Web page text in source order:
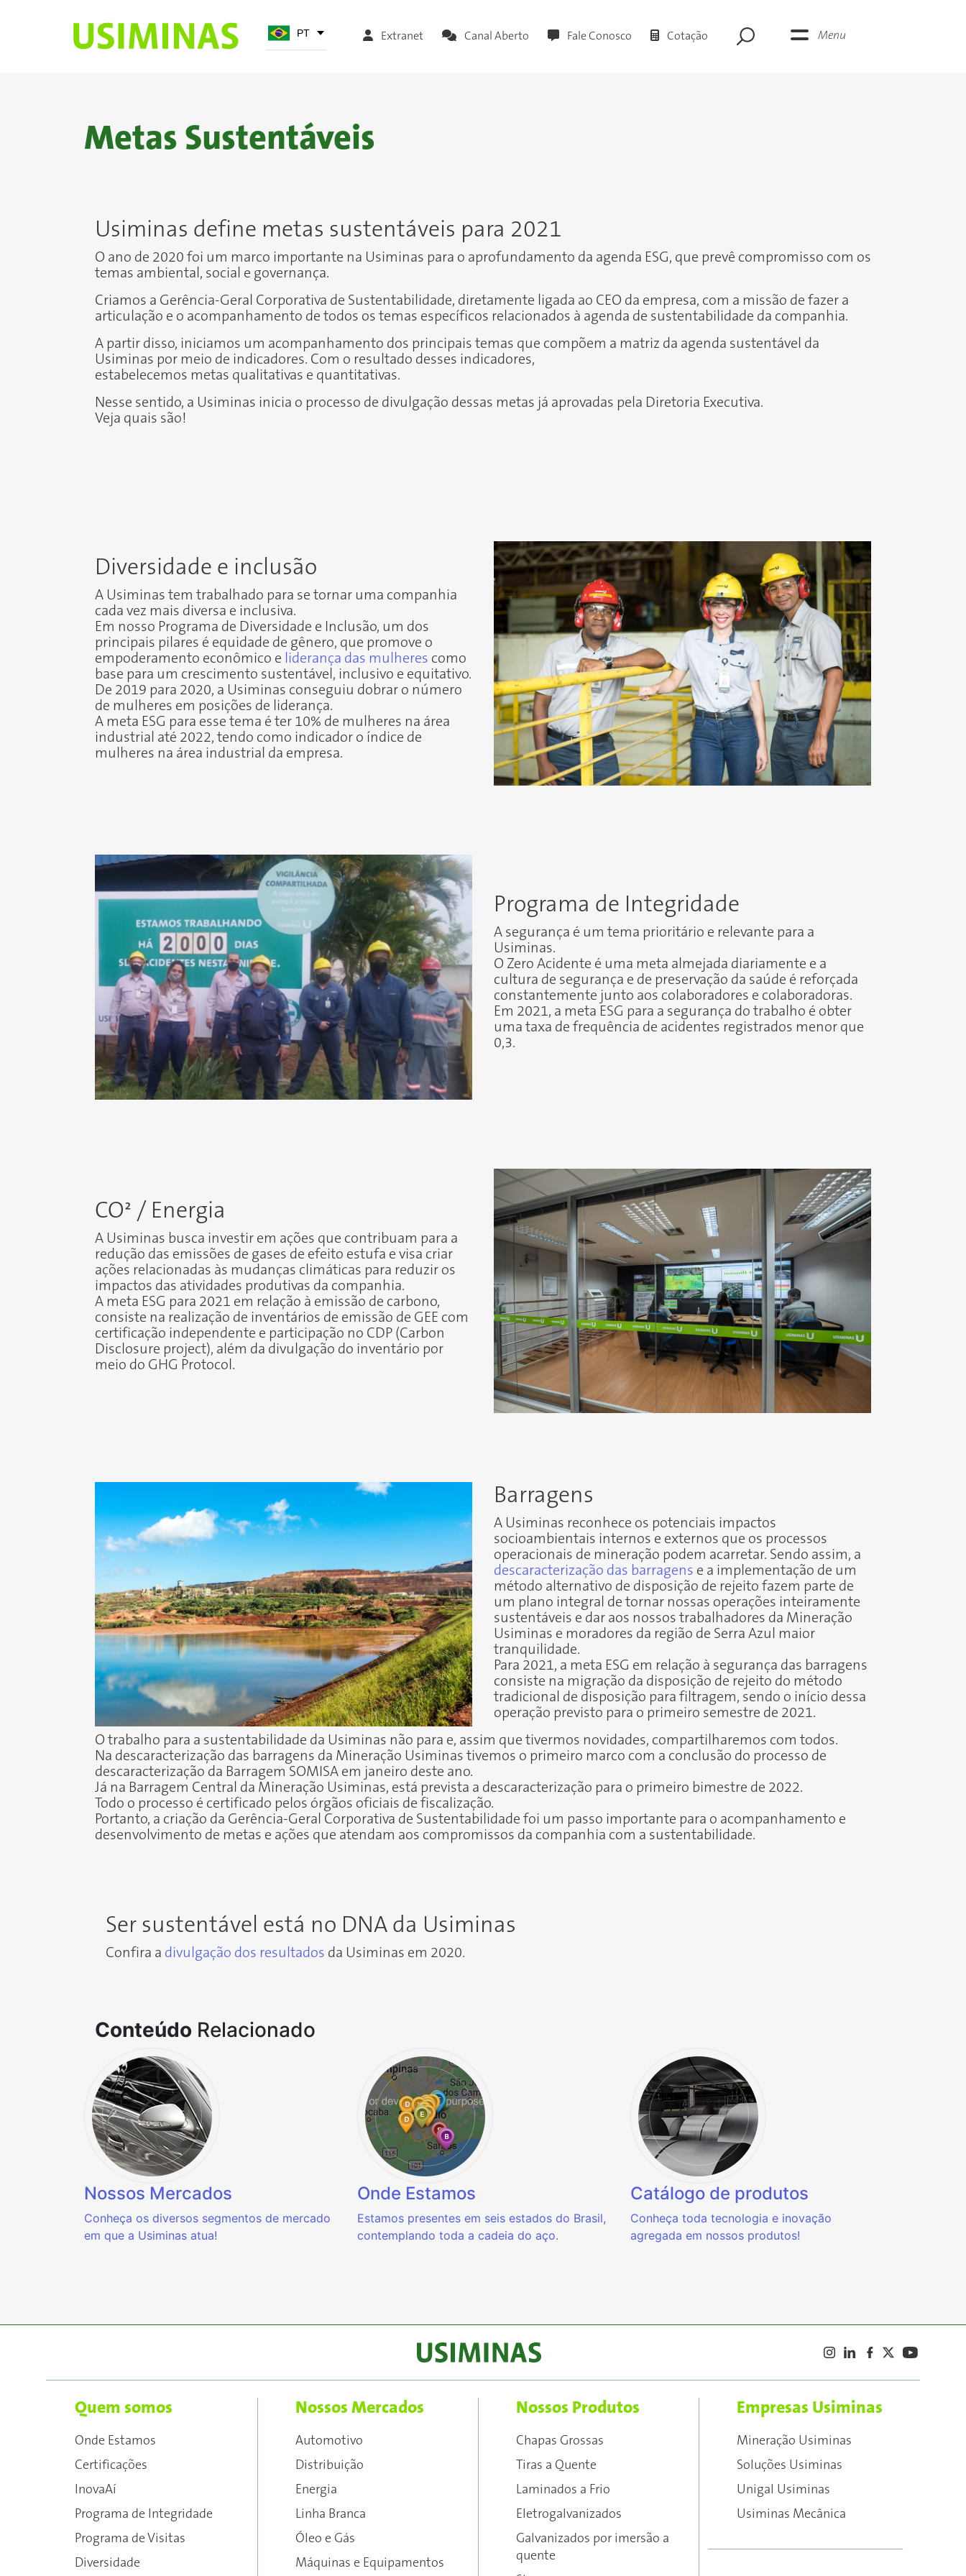
PT Extranet Canal Aberto Fale Conosco Cotação Menu
Metas Sustentáveis
Usiminas define metas sustentáveis para 2021
O ano de 2020 foi um marco importante na Usiminas para o aprofundamento da agenda ESG, que prevê compromisso com os
temas ambiental, social e governança.
Criamos a Gerência-Geral Corporativa de Sustentabilidade, diretamente ligada ao CEO da empresa, com a missão de fazer a
articulação e o acompanhamento de todos os temas específicos relacionados à agenda de sustentabilidade da companhia.
A partir disso, iniciamos um acompanhamento dos principais temas que compõem a matriz da agenda sustentável da
Usiminas por meio de indicadores. Com o resultado desses indicadores,
estabelecemos metas qualitativas e quantitativas.
Nesse sentido, a Usiminas inicia o processo de divulgação dessas metas já aprovadas pela Diretoria Executiva.
Veja quais são!
Diversidade e inclusão
A Usiminas tem trabalhado para se tornar uma companhia
cada vez mais diversa e inclusiva.
Em nosso Programa de Diversidade e Inclusão, um dos
principais pilares é equidade de gênero, que promove o
empoderamento econômico e liderança das mulheres como
base para um crescimento sustentável, inclusivo e equitativo.
De 2019 para 2020, a Usiminas conseguiu dobrar o número
de mulheres em posições de liderança.
A meta ESG para esse tema é ter 10% de mulheres na área
industrial até 2022, tendo como indicador o índice de
mulheres na área industrial da empresa.
Programa de Integridade
A segurança é um tema prioritário e relevante para a
Usiminas.
O Zero Acidente é uma meta almejada diariamente e a
cultura de segurança e de preservação da saúde é reforçada
constantemente junto aos colaboradores e colaboradoras.
Em 2021, a meta ESG para a segurança do trabalho é obter
uma taxa de frequência de acidentes registrados menor que
0,3.
CO² / Energia
A Usiminas busca investir em ações que contribuam para a
redução das emissões de gases de efeito estufa e visa criar
ações relacionadas às mudanças climáticas para reduzir os
impactos das atividades produtivas da companhia.
A meta ESG para 2021 em relação à emissão de carbono,
consiste na realização de inventários de emissão de GEE com
certificação independente e participação no CDP (Carbon
Disclosure project), além da divulgação do inventário por
meio do GHG Protocol.
Barragens
A Usiminas reconhece os potenciais impactos
socioambientais internos e externos que os processos
operacionais de mineração podem acarretar. Sendo assim, a
descaracterização das barragens e a implementação de um
método alternativo de disposição de rejeito fazem parte de
um plano integral de tornar nossas operações inteiramente
sustentáveis e dar aos nossos trabalhadores da Mineração
Usiminas e moradores da região de Serra Azul maior
tranquilidade.
Para 2021, a meta ESG em relação à segurança das barragens
consiste na migração da disposição de rejeito do método
tradicional de disposição para filtragem, sendo o início dessa
operação previsto para o primeiro semestre de 2021.
O trabalho para a sustentabilidade da Usiminas não para e, assim que tivermos novidades, compartilharemos com todos.
Na descaracterização das barragens da Mineração Usiminas tivemos o primeiro marco com a conclusão do processo de
descaracterização da Barragem SOMISA em janeiro deste ano.
Já na Barragem Central da Mineração Usiminas, está prevista a descaracterização para o primeiro bimestre de 2022.
Todo o processo é certificado pelos órgãos oficiais de fiscalização.
Portanto, a criação da Gerência-Geral Corporativa de Sustentabilidade foi um passo importante para o acompanhamento e
desenvolvimento de metas e ações que atendam aos compromissos da companhia com a sustentabilidade.
Ser sustentável está no DNA da Usiminas
Confira a divulgação dos resultados da Usiminas em 2020.
Conteúdo Relacionado
Nossos Mercados
Conheça os diversos segmentos de mercado
em que a Usiminas atua!
Onde Estamos
Estamos presentes em seis estados do Brasil,
contemplando toda a cadeia do aço.
Catálogo de produtos
Conheça toda tecnologia e inovação
agregada em nossos produtos!
Quem somos
Onde Estamos
Certificações
InovaAí
Programa de Integridade
Programa de Visitas
Diversidade
Nossos Mercados
Automotivo
Distribuição
Energia
Linha Branca
Óleo e Gás
Máquinas e Equipamentos
Nossos Produtos
Chapas Grossas
Tiras a Quente
Laminados a Frio
Eletrogalvanizados
Galvanizados por imersão a
quente
Empresas Usiminas
Mineração Usiminas
Soluções Usiminas
Unigal Usiminas
Usiminas Mecânica